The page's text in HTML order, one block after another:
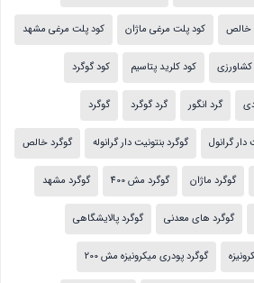
خالص کود پلت مرغی ماژان کود پلت مرغی مشهد
کشاورزی کود کلرید پتاسیم کود گوگرد
گرد انگور گرد گوگرد گوگرد
دار گرانول گوگرد بنتونیت دار گرانوله گوگرد خالص
گوگرد ماژان گوگرد مش 400 گوگرد مشهد
گوگرد های معدنی گوگرد پالایشگاهی
گوگرد پودری میکرونیزه مش 200